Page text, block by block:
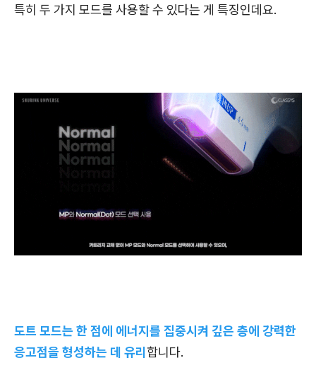
특히 두 가지 모드를 사용할 수 있다는 게 특징인데요.
도트 모드는 한 점에 에너지를 집중시켜 깊은 층에 강력한
응고점을 형성하는 데 유리합니다.